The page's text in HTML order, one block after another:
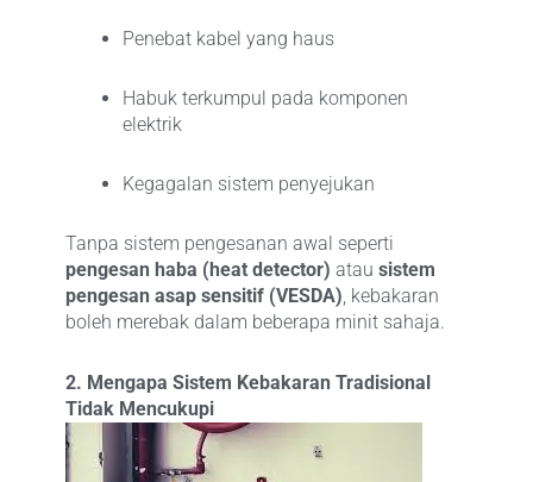
Penebat kabel yang haus
Habuk terkumpul pada komponen
elektrik
Kegagalan sistem penyejukan
Tanpa sistem pengesanan awal seperti
pengesan haba (heat detector) atau sistem
pengesan asap sensitif (VESDA), kebakaran
boleh merebak dalam beberapa minit sahaja.
2. Mengapa Sistem Kebakaran Tradisional
Tidak Mencukupi